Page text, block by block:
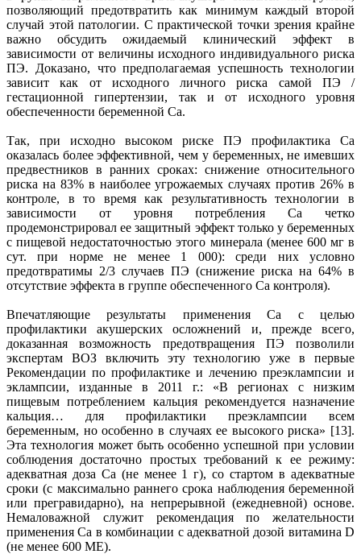
позволяющий предотвратить как минимум каждый второй
случай этой патологии. С практической точки зрения крайне
важно обсудить ожидаемый клинический эффект в
зависимости от величины исходного индивидуального риска
ПЭ. Доказано, что предполагаемая успешность технологии
зависит как от исходного личного риска самой ПЭ /
гестационной гипертензии, так и от исходного уровня
обеспеченности беременной Са.
Так, при исходно высоком риске ПЭ профилактика Са
оказалась более эффективной, чем у беременных, не имевших
предвестников в ранних сроках: снижение относительного
риска на 83% в наиболее угрожаемых случаях против 26% в
контроле, в то время как результативность технологии в
зависимости от уровня потребления Са четко
продемонстрировал ее защитный эффект только у беременных
с пищевой недостаточностью этого минерала (менее 600 мг в
сут. при норме не менее 1 000): среди них условно
предотвратимы 2/3 случаев ПЭ (снижение риска на 64% в
отсутствие эффекта в группе обеспеченного Са контроля).
Впечатляющие результаты применения Са с целью
профилактики акушерских осложнений и, прежде всего,
доказанная возможность предотвращения ПЭ позволили
экспертам ВОЗ включить эту технологию уже в первые
Рекомендации по профилактике и лечению преэклампсии и
эклампсии, изданные в 2011 г.: «В регионах с низким
пищевым потреблением кальция рекомендуется назначение
кальция… для профилактики преэклампсии всем
беременным, но особенно в случаях ее высокого риска» [13].
Эта технология может быть особенно успешной при условии
соблюдения достаточно простых требований к ее режиму:
адекватная доза Са (не менее 1 г), со стартом в адекватные
сроки (с максимально раннего срока наблюдения беременной
или прегравидарно), на непрерывной (ежедневной) основе.
Немаловажной служит рекомендация по желательности
применения Са в комбинации с адекватной дозой витамина D
(не менее 600 МЕ).